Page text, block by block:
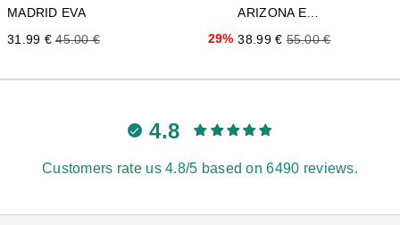
MADRID EVA
Precio de oferta
31.99 €Precio normal
45.00 € 29%
ARIZONA EVA
Precio de oferta
38.99 €Precio normal
55.00 €
4.8
Customers rate us 4.8/5 based on 6490 reviews.